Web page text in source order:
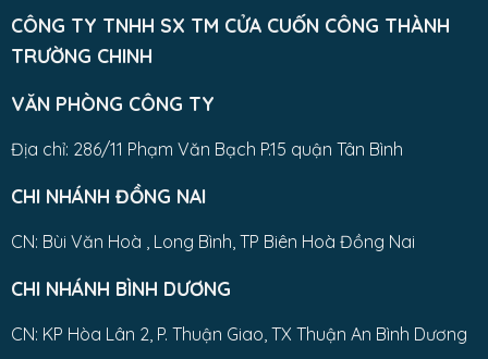
CÔNG TY TNHH SX TM CỬA CUỐN CÔNG THÀNH
TRƯỜNG CHINH
VĂN PHÒNG CÔNG TY
Địa chỉ: 286/11 Phạm Văn Bạch P.15 quận Tân Bình
CHI NHÁNH ĐỒNG NAI
CN: Bùi Văn Hoà , Long Bình, TP Biên Hoà Đồng Nai
CHI NHÁNH BÌNH DƯƠNG
CN: KP Hòa Lân 2, P. Thuận Giao, TX Thuận An Bình Dương